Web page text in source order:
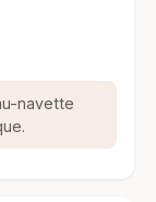
navette